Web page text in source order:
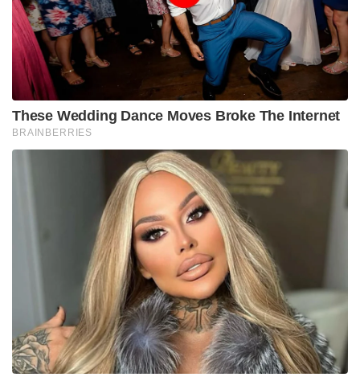
These Wedding Dance Moves Broke The Internet
BRAINBERRIES